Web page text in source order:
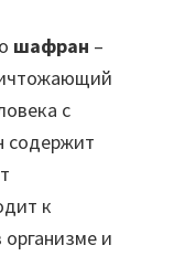
шафран –
с
содержит
к
и